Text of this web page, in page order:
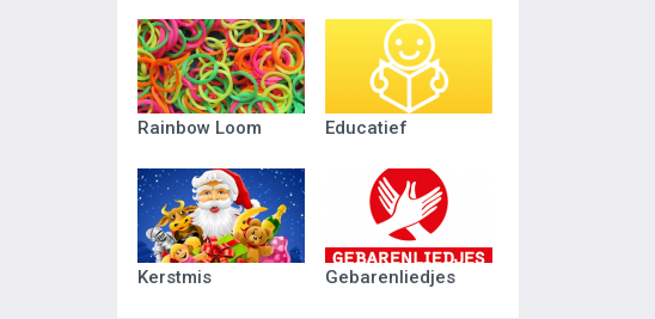
Rainbow Loom Educatief
Kerstmis Gebarenliedjes